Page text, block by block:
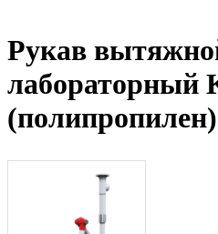
Рукав
лабораторный
(полипропилен)